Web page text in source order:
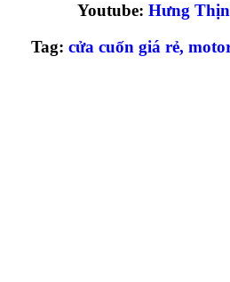
Youtube: Hưng
Tag: cửa cuốn giá rẻ,